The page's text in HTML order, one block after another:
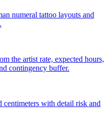
numeral tattoo layouts and
the artist rate, expected hours,
contingency buffer.
with detail risk and